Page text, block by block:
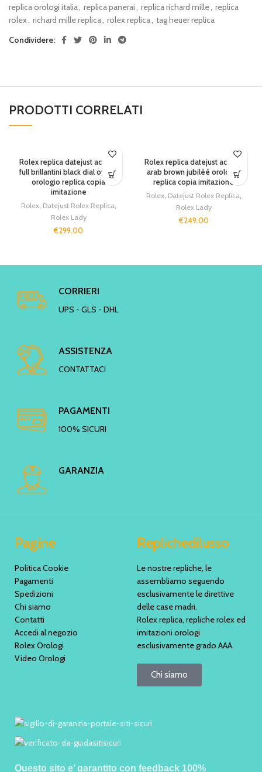
replica orologi italia replica panerai replica richard mille replica
rolex
richard mille replica rolex replica tag heuer replica
Condividere:
PRODOTTI CORRELATI
Rolex replica datejust acciaio
full brillantini black dial oyster
orologio replica copia
imitazione
Rolex, Datejust Rolex Replica
Rolex Lady
€299.00
Rolex replica datejust acciaio
arab brown jubilèè orologio
replica copia imitazione
Rolex, Datejust Rolex Replica
Rolex Lady
€249.00
CORRIERI
UPS - GLS - DHL
ASSISTENZA
CONTATTACI
PAGAMENTI
100% SICURI
GARANZIA
Pagine
Politica Cookie
Pagamenti
Spedizioni
Chi siamo
Contatti
Accedi al negozio
Rolex Orologi
Video Orologi
Replichedilusso
Le nostre repliche, le
assembliamo seguendo
esclusivamente le direttive
delle case madri.
Rolex replica, repliche rolex ed
imitazioni orologi
esclusivamente grado AAA.
Chi siamo
Questo sito e’ garantito con feedback 100%